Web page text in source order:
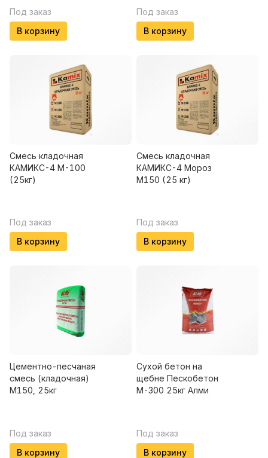
Под заказ
В корзину
Под заказ
В корзину
Смесь кладочная
КАМИКС-4 М-100
(25кг)
Под заказ
В корзину
Смесь кладочная
КАМИКС-4 Мороз
М150 (25 кг)
Под заказ
В корзину
Цементно-песчаная
смесь (кладочная)
М150, 25кг
Под заказ
В корзину
Сухой бетон на
щебне Пескобетон
М-300 25кг Алми
Под заказ
В корзину